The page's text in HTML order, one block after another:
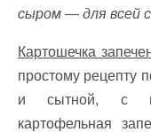
сыром — для всей
Картошечка
простому рецепту
и сытной, с
картофельная